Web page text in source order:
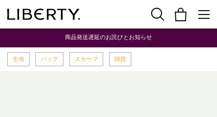
商品発送遅延のお詫びとお知らせ
生地 バッグ スカーフ 雑貨